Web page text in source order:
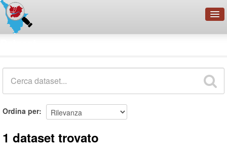
Organizzazioni
Ordina per
1 dataset trovato